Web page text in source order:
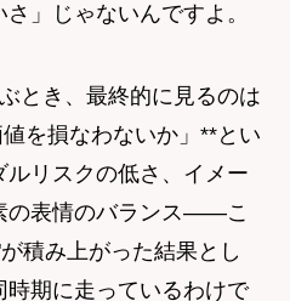
」じゃないんですよ。
とき、最終的に見るのは
を損なわないか」**とい
ルリスクの低さ、イメー
の表情のバランス——こ
積み上がった結果とし
期に走っているわけで